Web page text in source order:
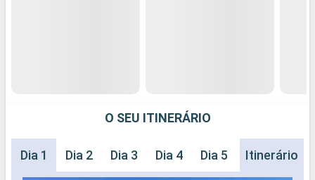
O SEU ITINERÁRIO
Dia 1 Dia 2 Dia 3 Dia 4 Dia 5 Dia 6 Dia
Itinerário